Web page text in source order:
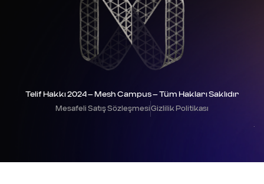
Telif Hakkı 2024 – Mesh Campus – Tüm Hakları Saklıdır
Mesafeli Satış SözleşmesiGizlilik Politikası